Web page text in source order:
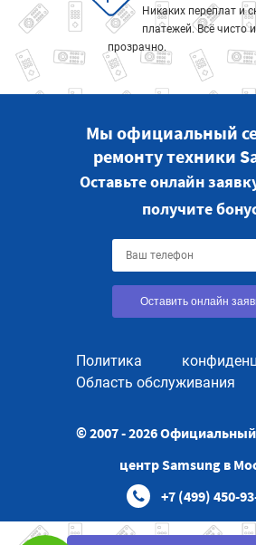
Никаких переплат и
платежей. Всё чисто и
прозрачно.
Мы официальный
ремонту техники
Оставьте онлайн
получите
Оставить онлайн
Политика
Область обслуживания
© 2007 - 2026
центр Samsung в
+7 (499) 450-